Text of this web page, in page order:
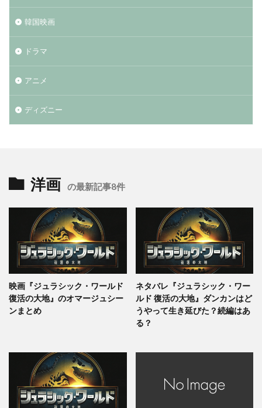
韓国映画
ドラマ
アニメ
ディズニー
洋画 の最新記事8件
映画『ジュラシック・ワールド
復活の大地』のオマージュシー
ンまとめ
ネタバレ『ジュラシック・ワー
ルド 復活の大地』ダンカンはど
うやって生き延びた？続編はあ
る？